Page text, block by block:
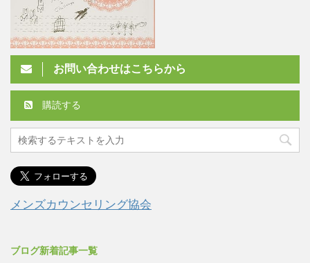
お問い合わせはこちらから
購読する
メンズカウンセリング協会
ブログ新着記事一覧